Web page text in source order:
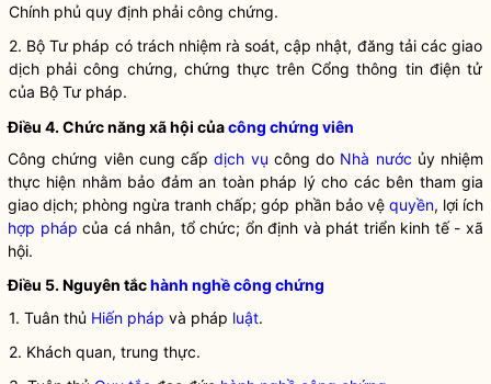
Chính phủ quy định phải công chứng.
2. Bộ Tư pháp có trách nhiệm rà soát, cập nhật, đăng tải các giao
dịch phảicông chứng, chứng thực trên Cổng thông tin điện tử
của Bộ Tư pháp.
Điều 4. Chức năng xã hội củacông chứng viên
Công chứng viêncung cấpdịch vụ công do Nhà nước ủy nhiệm
thực hiện nhằm bảo đảm an toàn pháp lýcho các bên tham gia
giao dịch; phòng ngừa tranh chấp; góp phần bảo vệ quyền, lợi ích
hợp pháp của cá nhân, tổ chức; ổn định và phát triển kinh tế - xã
hội.
Điều 5. Nguyên tắchành nghề công chứng
1. Tuân thủ Hiến pháp và pháp luật.
2. Khách quan, trung thực.